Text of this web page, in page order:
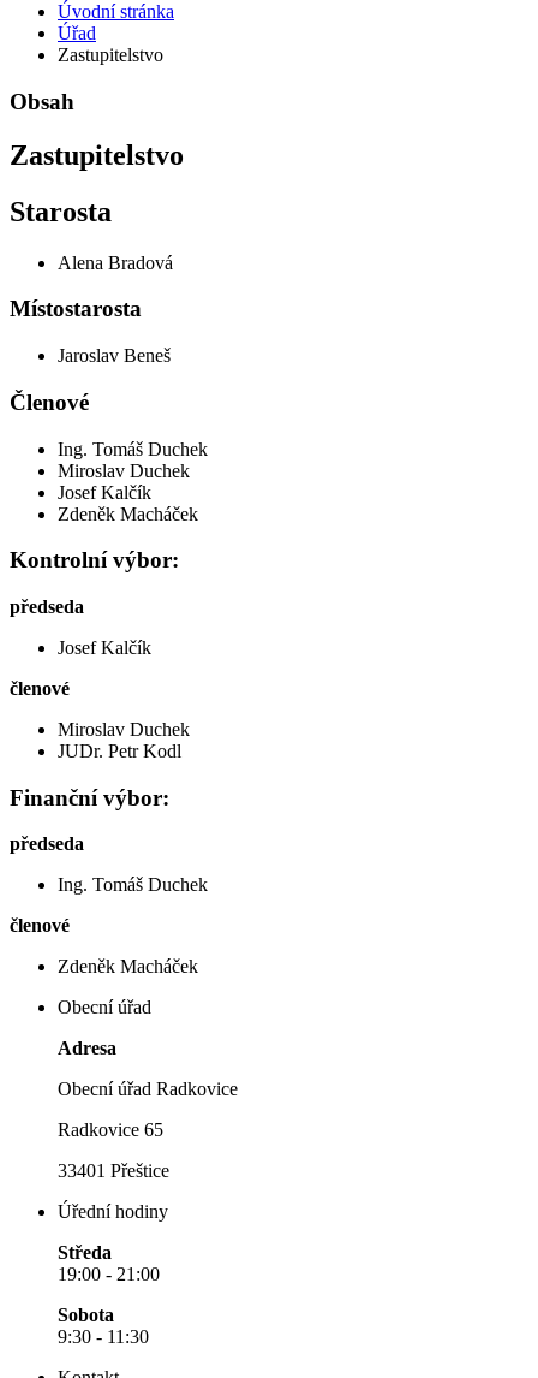
Úvodní stránka
Úřad
Zastupitelstvo
Obsah
Zastupitelstvo
Starosta
Alena Bradová
Místostarosta
Jaroslav Beneš
Členové
Ing. Tomáš Duchek
Miroslav Duchek
Josef Kalčík
Zdeněk Macháček
Kontrolní výbor:
předseda
Josef Kalčík
členové
Miroslav Duchek
JUDr. Petr Kodl
Finanční výbor:
předseda
Ing. Tomáš Duchek
členové
Zdeněk Macháček
Obecní úřad
Adresa
Obecní úřad Radkovice
Radkovice 65
33401 Přeštice
Úřední hodiny
Středa
19:00 - 21:00
Sobota
9:30 - 11:30